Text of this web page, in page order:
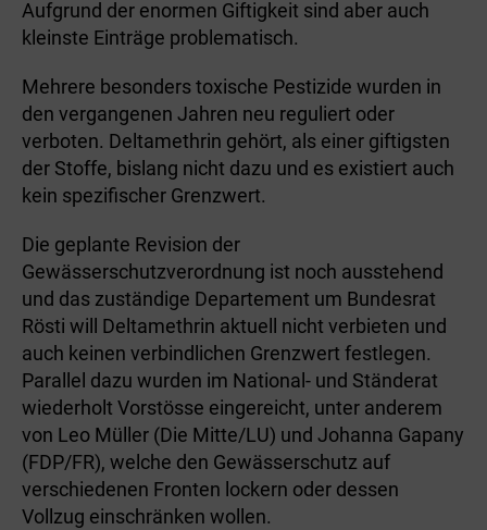
Aufgrund der enormen Giftigkeit sind aber auch
kleinste Einträge problematisch.
Mehrere besonders toxische Pestizide wurden in
den vergangenen Jahren neu reguliert oder
verboten. Deltamethrin gehört, als einer giftigsten
der Stoffe, bislang nicht dazu und es existiert auch
kein spezifischer Grenzwert.
Die geplante Revision der
Gewässerschutzverordnung ist noch ausstehend
und das zuständige Departement um Bundesrat
Rösti will Deltamethrin aktuell nicht verbieten und
auch keinen verbindlichen Grenzwert festlegen.
Parallel dazu wurden im National- und Ständerat
wiederholt Vorstösse eingereicht, unter anderem
von Leo Müller (Die Mitte/LU) und Johanna Gapany
(FDP/FR), welche den Gewässerschutz auf
verschiedenen Fronten lockern oder dessen
Vollzug einschränken wollen.